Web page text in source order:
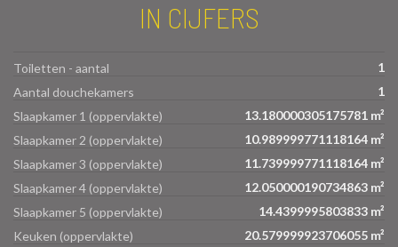
IN CIJFERS
Toiletten - aantal
1
Aantal douchekamers
1
Slaapkamer 1 (oppervlakte)
13.180000305175781 m²
Slaapkamer 2 (oppervlakte)
10.989999771118164 m²
Slaapkamer 3 (oppervlakte)
11.739999771118164 m²
Slaapkamer 4 (oppervlakte)
12.050000190734863 m²
Slaapkamer 5 (oppervlakte)
14.4399995803833 m²
Keuken (oppervlakte)
20.579999923706055 m²